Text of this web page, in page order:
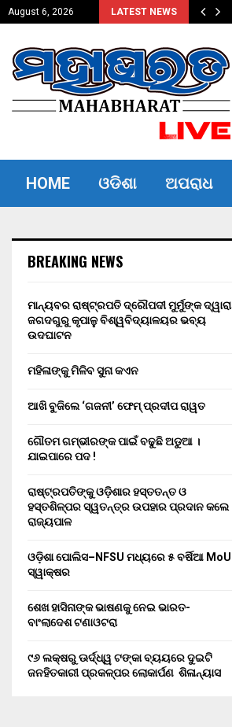
August 6, 2026 LATEST NEWS
ଜଗଦଗୁରୁ କୃପାଳୁ…
HOME ଓଡିଶା ଅପରାଧ
BREAKING NEWS
ମାନ୍ୟବର ରାଷ୍ଟ୍ରପତି ଦ୍ରୌପଦୀ ମୁର୍ମୁଙ୍କ ଦ୍ୱାରା
ଜଗଦଗୁରୁ କୃପାଳୁ ବିଶ୍ୱବିଦ୍ୟାଳୟର ଭବ୍ୟ
ଉଦଘାଟନ
ମହିଳାଙ୍କୁ ମିଳିବ ସୁନା କଏନ
ଆଖି ବୁଜିଲେ ‘ଗଜନୀ’ ଫେମ୍ ପ୍ରଦୀପ ରାୱତ
ଗୌତମ ଗମ୍ଭୀରଙ୍କ ପାଇଁ ବଢୁଛି ଅଡୁଆ ।
ଯାଇପାରେ ପଦ !
ରାଷ୍ଟ୍ରପତିଙ୍କୁ ଓଡ଼ିଶାର ହସ୍ତତନ୍ତ ଓ
ହସ୍ତଶିଳ୍ପର ସ୍ୱତନ୍ତ୍ର ଉପହାର ପ୍ରଦାନ କଲେ
ରାଜ୍ୟପାଳ
ଓଡ଼ିଶା ପୋଲିସ–NFSU ମଧ୍ୟରେ ୫ ବର୍ଷିଆ MoU
ସ୍ୱାକ୍ଷର
ଶେଖ ହାସିନାଙ୍କ ଭାଷଣକୁ ନେଇ ଭାରତ-
ବାଂଲାଦେଶ ଟଣାଓଟରା
୯୬ ଲକ୍ଷରୁ ଊର୍ଦ୍ଧ୍ୱ ଟଙ୍କା ବ୍ୟୟରେ ଦୁଇଟି
ଜନହିତକାରୀ ପ୍ରକଳ୍ପର ଲୋକାର୍ପଣ ଶିଳାନ୍ୟାସ